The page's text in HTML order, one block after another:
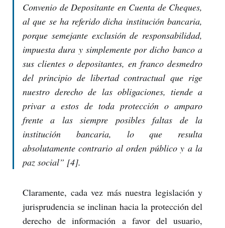
Convenio de Depositante en Cuenta de Cheques,
al que se ha referido dicha institución bancaria,
porque semejante exclusión de responsabilidad,
impuesta dura y simplemente por dicho banco a
sus clientes o depositantes, en franco desmedro
del principio de libertad contractual que rige
nuestro derecho de las obligaciones, tiende a
privar a estos de toda protección o amparo
frente a las siempre posibles faltas de la
institución bancaria, lo que resulta
absolutamente contrario al orden público y a la
paz social” [4].
Claramente, cada vez más nuestra legislación y
jurisprudencia se inclinan hacia la protección del
derecho de información a favor del usuario,